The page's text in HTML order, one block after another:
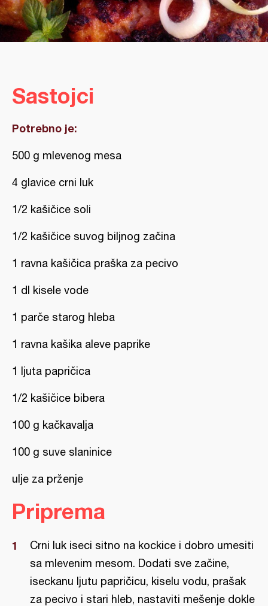
Sastojci
Potrebno je:
500 g mlevenog mesa
4 glavice crni luk
1/2 kašičice soli
1/2 kašičice suvog biljnog začina
1 ravna kašičica praška za pecivo
1 dl kisele vode
1 parče starog hleba
1 ravna kašika aleve paprike
1 ljuta papričica
1/2 kašičice bibera
100 g kačkavalja
100 g suve slaninice
ulje za prženje
Priprema
Crni luk iseci sitno na kockice i dobro umesiti
sa mlevenim mesom. Dodati sve začine,
iseckanu ljutu papričicu, kiselu vodu, prašak
za pecivo i stari hleb, nastaviti mešenje dokle